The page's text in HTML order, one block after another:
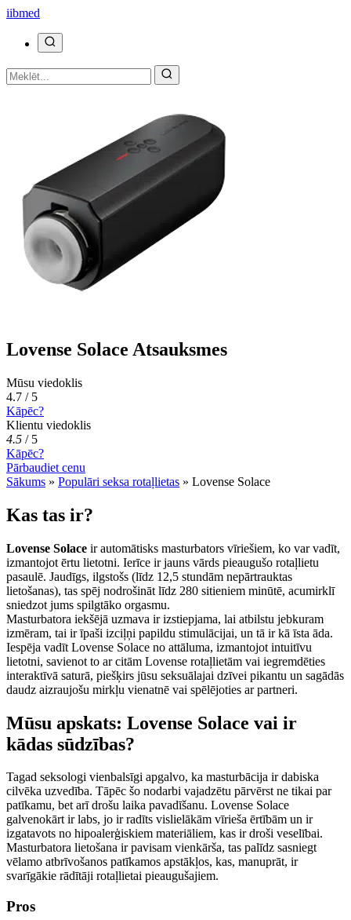
iibmed
Lovense Solace Atsauksmes
Mūsu viedoklis
4.7 / 5
Kāpēc?
Klientu viedoklis
4.5 / 5
Kāpēc?
Pārbaudiet cenu
Sākums » Populāri seksa rotaļlietas » Lovense Solace
Kas tas ir?
Lovense Solace ir automātisks masturbators vīriešiem, ko var vadīt,
izmantojot ērtu lietotni. Ierīce ir jauns vārds pieaugušo rotaļlietu
pasaulē. Jaudīgs, ilgstošs (līdz 12,5 stundām nepārtrauktas
lietošanas), tas spēj nodrošināt līdz 280 sitieniem minūtē, acumirklī
sniedzot jums spilgtāko orgasmu.
Masturbatora iekšējā uzmava ir izstiepjama, lai atbilstu jebkuram
izmēram, tai ir īpaši izciļņi papildu stimulācijai, un tā ir kā īsta āda.
Iespēja vadīt Lovense Solace no attāluma, izmantojot intuitīvu
lietotni, savienot to ar citām Lovense rotaļlietām vai iegremdēties
interaktīvā saturā, piešķirs jūsu seksuālajai dzīvei pikantu un sagādās
daudz aizraujošu mirkļu vienatnē vai spēlējoties ar partneri.
Mūsu apskats: Lovense Solace vai ir
kādas sūdzības?
Tagad seksologi vienbalsīgi apgalvo, ka masturbācija ir dabiska
cilvēka uzvedība. Tāpēc šo nodarbi vajadzētu pārvērst ne tikai par
patīkamu, bet arī drošu laika pavadīšanu. Lovense Solace
galvenokārt ir labs, jo ir radīts vislielākām vīrieša ērtībām un ir
izgatavots no hipoalerģiskiem materiāliem, kas ir droši veselībai.
Masturbatora lietošana ir pavisam vienkārša, tas palīdz sasniegt
vēlamo atbrīvošanos patīkamos apstākļos, kas, manuprāt, ir
svarīgākie rādītāji rotaļlietai pieaugušajiem.
Pros